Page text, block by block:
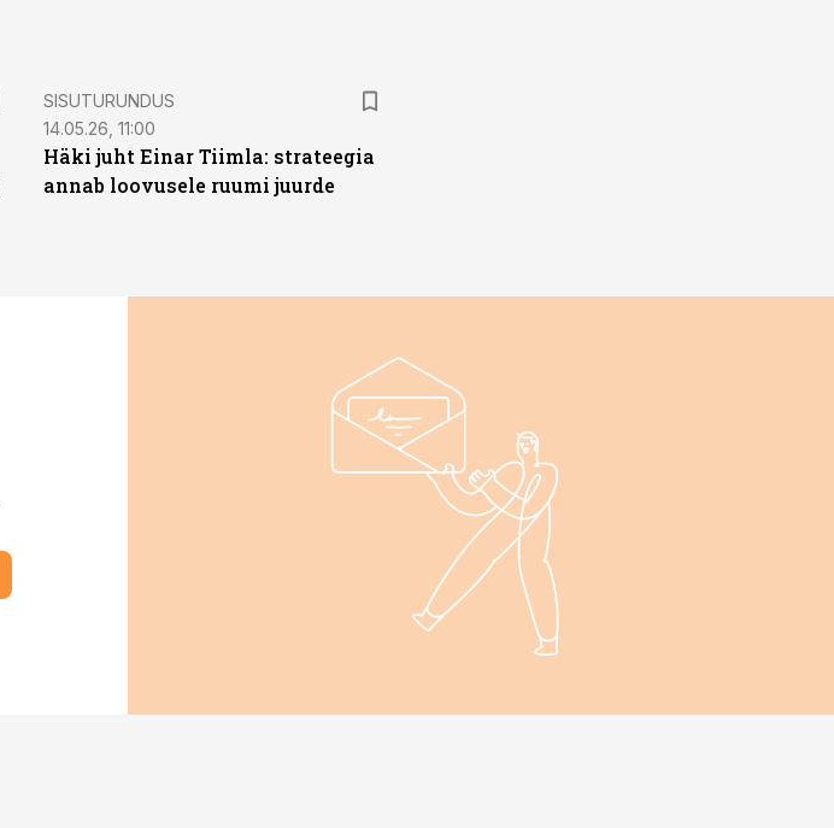
ST
SISUTURUNDUS
14.05.26, 11:00
Häki juht Einar Tiimla: strateegia
annab loovusele ruumi juurde